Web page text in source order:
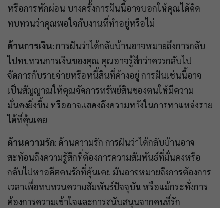
หรือการพักผ่อน บางครั้งการฝันนี้อาจบอกให้คุณได้คิด
ทบทวนว่าคุณพอใจกับงานที่ทำอยู่หรือไม่
ด้านการเงิน: การฝันว่าได้กลับบ้านอาจหมายถึงการกลับ
ไปทบทวนการเงินของคุณ คุณอาจรู้สึกว่าควรกลับไป
จัดการกับรายจ่ายหรือหนี้สินที่ค้างอยู่ การฝันเช่นนี้อาจ
เป็นสัญญาณให้คุณจัดการทรัพย์สินของตนให้มีความ
มั่นคงยิ่งขึ้น หรืออาจแสดงถึงความหวังในการหาแหล่งราย
ได้ที่คุ้นเคย
ด้านความรัก: ด้านความรัก การฝันว่าได้กลับบ้านอาจ
สะท้อนถึงความรู้สึกที่ต้องการความสัมพันธ์ที่มั่นคงหรือ
กลับไปหาอดีตคนรักที่คุ้นเคย มันอาจหมายถึงการต้องการ
เวลาเพื่อทบทวนความสัมพันธ์ปัจจุบัน หรือแม้กระทั่งการ
ต้องการความเข้าใจและการสนับสนุนจากคนที่รัก